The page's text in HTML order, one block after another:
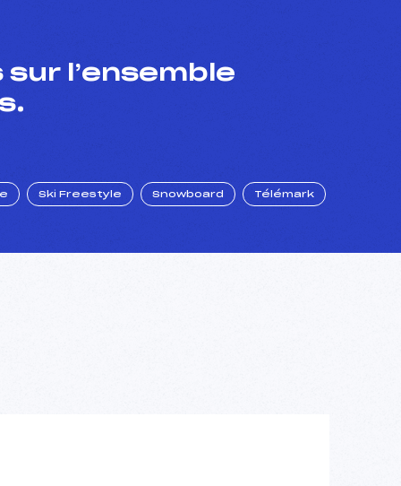
l’ensemble
Ski Freestyle Snowboard Télémark